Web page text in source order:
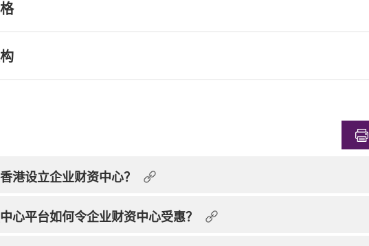
港设立企业财资中心？
心平台如何令企业财资中心受惠？